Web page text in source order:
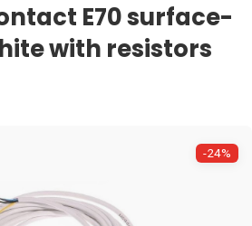
E70 surface-
with resistors
-24%